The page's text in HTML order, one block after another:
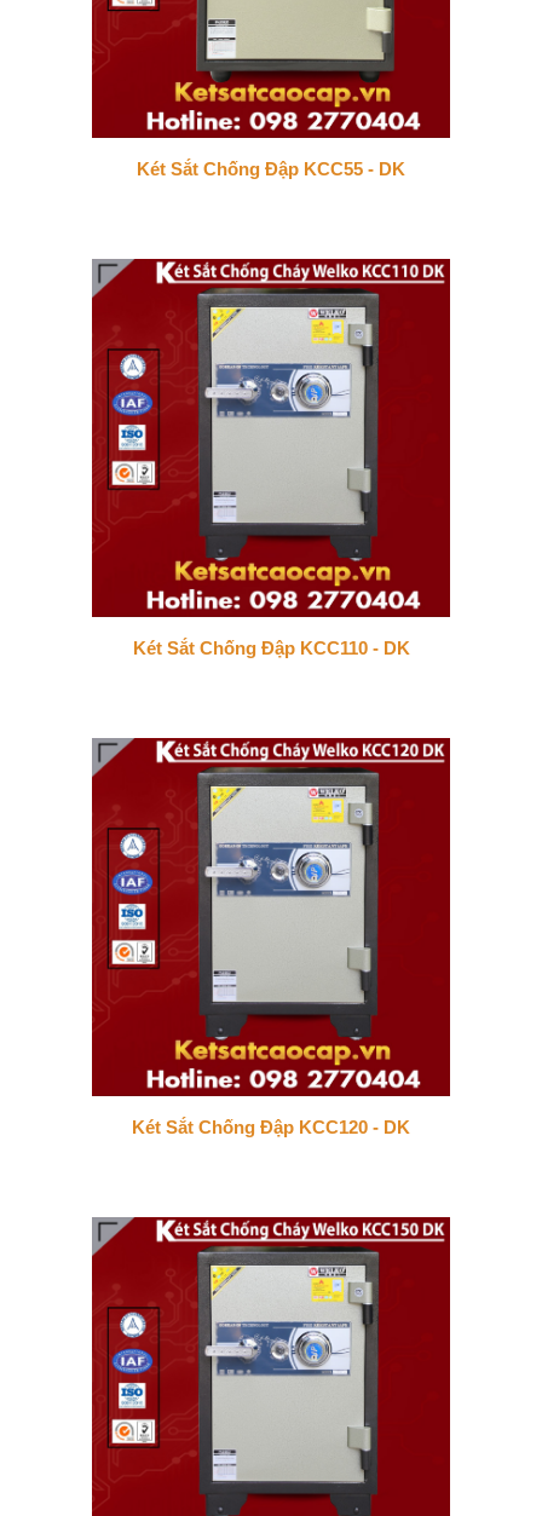
Két Sắt Chống Đập KCC55 - DK
Két Sắt Chống Đập KCC110 - DK
Két Sắt Chống Đập KCC120 - DK